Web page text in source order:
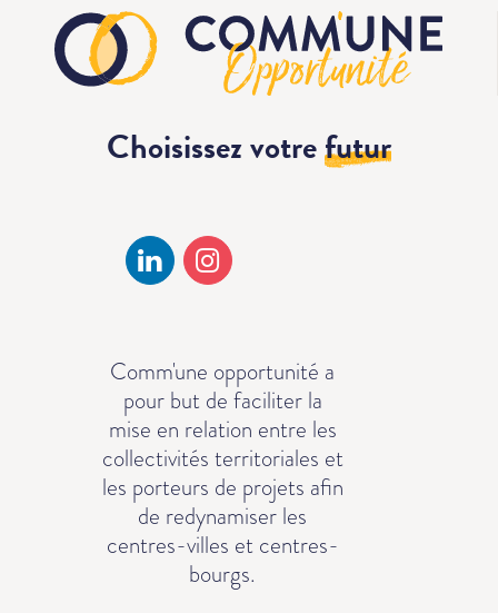
Choisissez votrefutur
Comm'une opportunité a
pour but de faciliter la
mise en relation entre les
collectivités territoriales et
les porteurs de projets afin
de redynamiser les
centres-villes et centres-
bourgs.